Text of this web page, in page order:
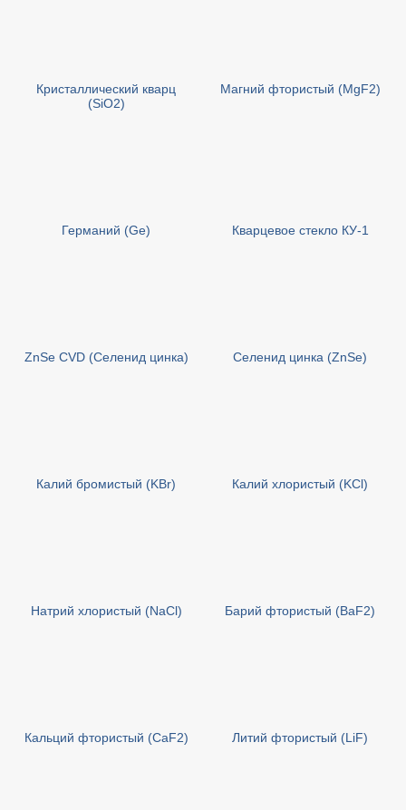
Кристаллический кварц
(SiO2)
Магний фтористый (MgF2)
Германий (Ge) Кварцевое стекло КУ-1
ZnSe CVD (Селенид цинка) Селенид цинка (ZnSe)
Калий бромистый (KBr) Калий хлористый (KCl)
Натрий хлористый (NaCl) Барий фтористый (BaF2)
Кальций фтористый (CaF2) Литий фтористый (LiF)